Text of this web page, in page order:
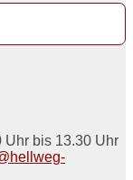
Uhr bis 13.30 Uhr